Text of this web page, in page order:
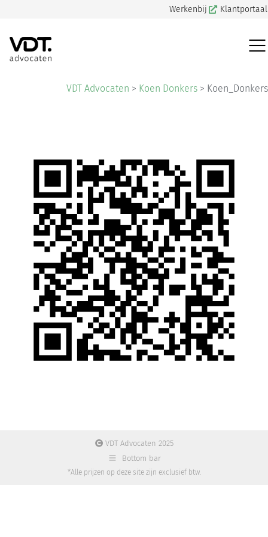
Werkenbij Klantportaal
VDT Advocaten > Koen Donkers > Koen_Donkers
VDT Advocaten 2025
Bottom bar
*Alle prijzen op deze site zijn exclusief btw.